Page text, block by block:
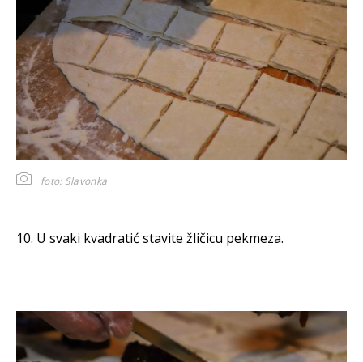
foto: Slavonka
10. U svaki kvadratić stavite žličicu pekmeza.